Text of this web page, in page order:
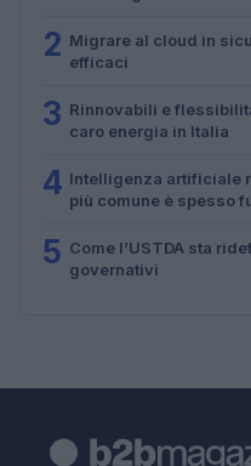
2 Migrare al cloud in
efficaci
3 Rinnovabili e
caro energia in Italia
4 Intelligenza artificiale
più comune è spesso
5 Come l’USTDA sta
governativi